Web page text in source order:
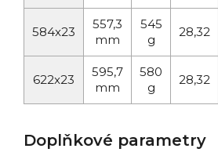
584x23
557,3
mm
545
g
28,32
622x23
595,7
mm
580
g
28,32
Doplňkové parametry